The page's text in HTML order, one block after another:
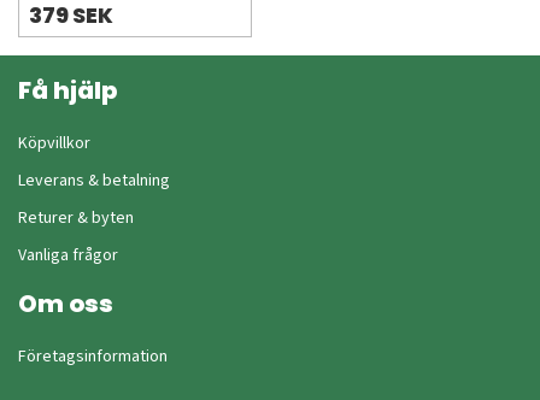
379 SEK
Få hjälp
Köpvillkor
Leverans & betalning
Returer & byten
Vanliga frågor
Om oss
Företagsinformation